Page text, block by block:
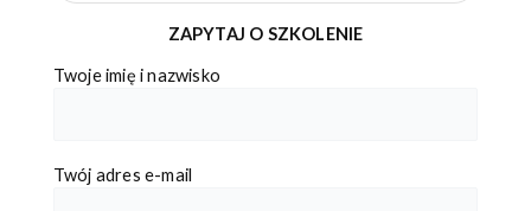
ZAPYTAJ O SZKOLENIE
Twoje imię i nazwisko
Twój adres e-mail